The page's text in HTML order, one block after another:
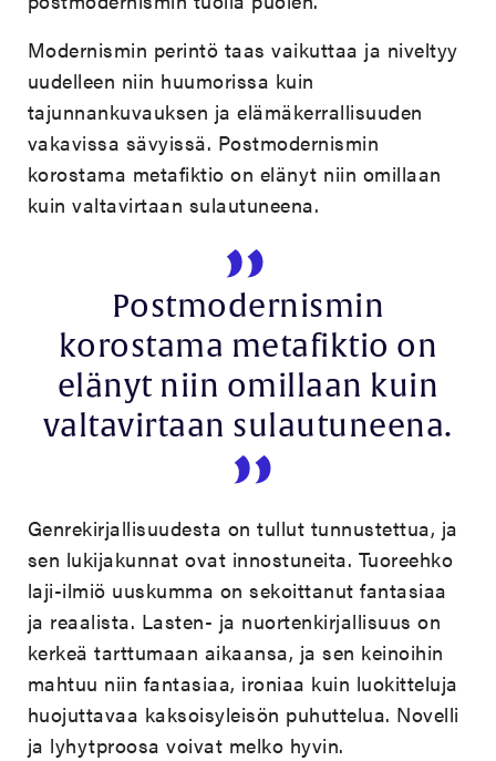
Modernismin perintö taas vaikuttaa ja niveltyy
uudelleen niin huumorissa kuin
tajunnankuvauksen ja elämäkerrallisuuden
vakavissa sävyissä. Postmodernismin
korostama metafiktio on elänyt niin omillaan
kuin valtavirtaan sulautuneena.
Postmodernismin
korostama metafiktio on
elänyt niin omillaan kuin
valtavirtaan sulautuneena.
Genrekirjallisuudesta on tullut tunnustettua, ja
sen lukijakunnat ovat innostuneita. Tuoreehko
laji-ilmiö uuskumma on sekoittanut fantasiaa
ja reaalista. Lasten- ja nuortenkirjallisuus on
kerkeä tarttumaan aikaansa, ja sen keinoihin
mahtuu niin fantasiaa, ironiaa kuin luokitteluja
huojuttavaa kaksoisyleisön puhuttelua. Novelli
ja lyhytproosa voivat melko hyvin.